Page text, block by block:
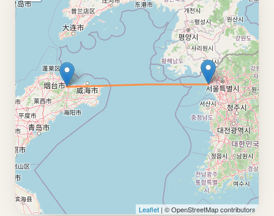
Leaflet | © OpenStreetMap contributors